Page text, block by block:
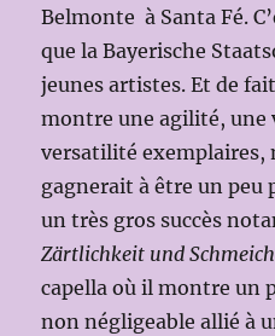
Belmonte à Santa Fé.
que la Bayerische
jeunes artistes. Et de
montre une agilité, une
versatilité exemplaires,
gagnerait à être un
un très gros succès
Zärtlichkeit und
capella où il montre un
non négligeable allié à